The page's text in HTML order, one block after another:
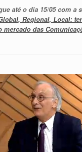
até o dia 15/05 com a
Regional, Local:
mercado das